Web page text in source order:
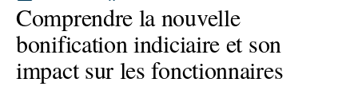
Comprendre la nouvelle
bonification indiciaire et son
impact sur les fonctionnaires